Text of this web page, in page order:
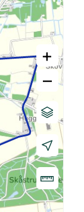
+
–